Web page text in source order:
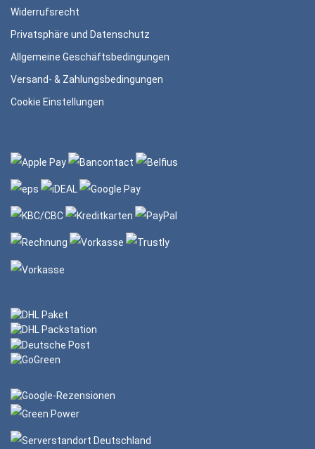
Widerrufsrecht
Privatsphäre und Datenschutz
Allgemeine Geschäftsbedingungen
Versand- & Zahlungsbedingungen
Cookie Einstellungen